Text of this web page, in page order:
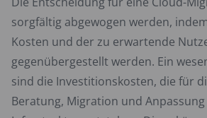
sorgfältig abgewogen werden,
Kosten und der zu erwartende
gegenübergestellt werden. Ein
sind die Investitionskosten, die für
Beratung, Migration und Anpassung